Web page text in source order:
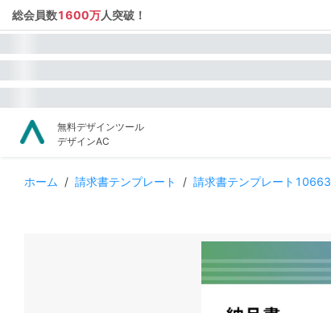
総会員数1600万人突破！
無料デザインツール
デザインAC
ホーム / 請求書テンプレート / 請求書テンプレート10663